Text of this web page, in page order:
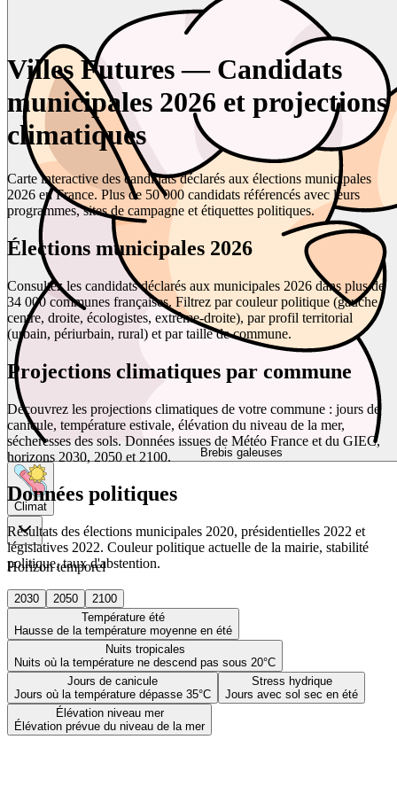
Brebis galeuses
Climat
Horizon temporel
2030 2050
2100
Température été
Hausse de la température moyenne en été
Nuits tropicales
Nuits où la température ne descend pas sous 20°C
Jours de canicule
Jours où la température dépasse 35°C
Stress hydrique
Jours avec sol sec en été
Élévation niveau mer
Élévation prévue du niveau de la mer
Villes Futures — Candidats
municipales 2026 et projections
climatiques
Carte interactive des candidats déclarés aux élections municipales
2026 en France. Plus de 50 000 candidats référencés avec leurs
programmes, sites de campagne et étiquettes politiques.
Élections municipales 2026
Consultez les candidats déclarés aux municipales 2026 dans plus de
34 000 communes françaises. Filtrez par couleur politique (gauche,
centre, droite, écologistes, extrême-droite), par profil territorial
(urbain, périurbain, rural) et par taille de commune.
Projections climatiques par commune
Découvrez les projections climatiques de votre commune : jours de
canicule, température estivale, élévation du niveau de la mer,
sécheresses des sols. Données issues de Météo France et du GIEC,
horizons 2030, 2050 et 2100.
Données politiques
Résultats des élections municipales 2020, présidentielles 2022 et
législatives 2022. Couleur politique actuelle de la mairie, stabilité
politique, taux d'abstention.